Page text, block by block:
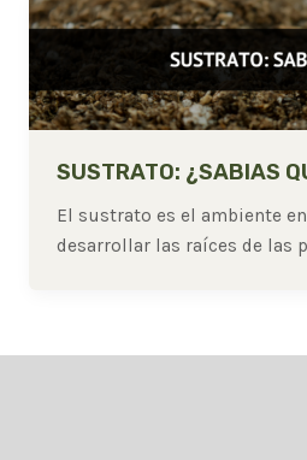
SUSTRATO: ¿SABIAS
El sustrato es el ambiente
desarrollar las raíces de las